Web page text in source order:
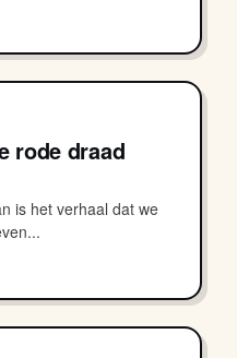
rode draad
is het verhaal dat we